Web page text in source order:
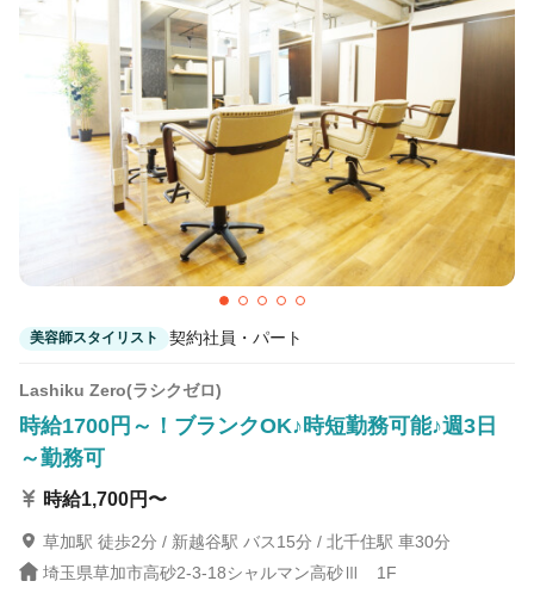
ソル (SOL)八王子
八王子駅 徒歩5分
シーク（seek） 橋本
橋本(神奈川)駅 徒歩5分
シーク(Seek)溝の口
溝の口駅 徒歩1分
美容師スタイリスト 契約社員・パート
Lashiku Zero(ラシクゼロ)
時給1700円～！ブランクOK♪時短勤務可能♪週3日
～勤務可
時給1,700円〜
草加駅 徒歩2分 / 新越谷駅 バス15分 / 北千住駅 車30分
埼玉県草加市高砂2-3-18シャルマン高砂Ⅲ 1F